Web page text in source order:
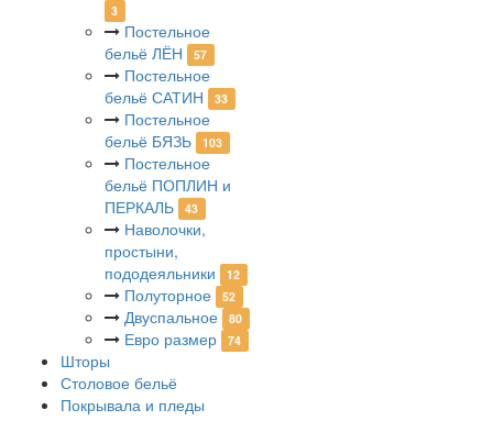
3
Постельное
бельё ЛЁН
57
Постельное
бельё САТИН
33
Постельное
бельё БЯЗЬ
103
Постельное
бельё ПОПЛИН и
ПЕРКАЛЬ
43
Наволочки,
простыни,
пододеяльники
12
Полуторное 52
Двуспальное 80
Евро размер 74
Шторы
Столовое бельё
Покрывала и пледы